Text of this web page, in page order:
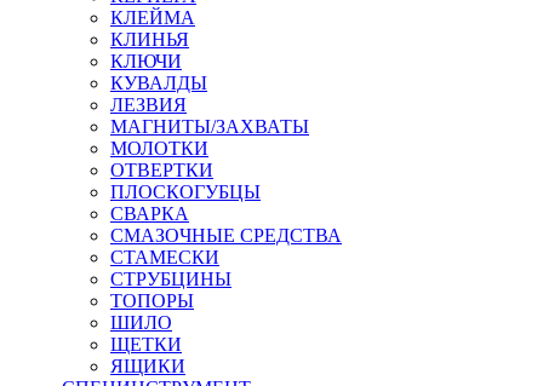
КЛЕЙМА
КЛИНЬЯ
КЛЮЧИ
КУВАЛДЫ
ЛЕЗВИЯ
МАГНИТЫ/ЗАХВАТЫ
МОЛОТКИ
ОТВЕРТКИ
ПЛОСКОГУБЦЫ
СВАРКА
СМАЗОЧНЫЕ СРЕДСТВА
СТАМЕСКИ
СТРУБЦИНЫ
ТОПОРЫ
ШИЛО
ЩЕТКИ
ЯЩИКИ